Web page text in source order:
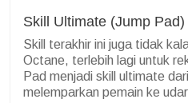
Skill Ultimate (Jump Pad)
Skill terakhir ini juga tidak
Octane, terlebih lagi untuk
Pad menjadi skill ultimate
melemparkan pemain ke